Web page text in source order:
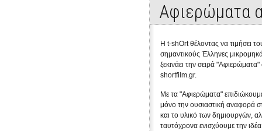
Αφιερώματα
Η t-shOrt θέλοντας να τιμήσει
σημαντικούς Έλληνες
ξεκινάει την σειρά "Αφιερώματα"
shortfilm.gr.
Με τα "Αφιερώματα"
μόνο την ουσιαστική αναφορά
και το υλικό των δημιουργών,
ταυτόχρονα ενισχύουμε την